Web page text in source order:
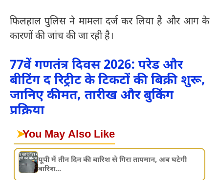
फिलहाल पुलिस ने मामला दर्ज कर लिया है और आग के
कारणों की जांच की जा रही है।
77वें गणतंत्र दिवस 2026: परेड और
बीटिंग द रिट्रीट के टिकटों की बिक्री शुरू,
जानिए कीमत, तारीख और बुकिंग
प्रक्रिया
➤You May Also Like
यूपी में तीन दिन की बारिश से गिरा तापमान, अब घटेगी
बारिश...